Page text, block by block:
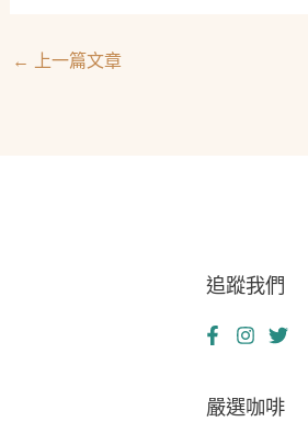
← 上一篇文章
追蹤我們
嚴選咖啡